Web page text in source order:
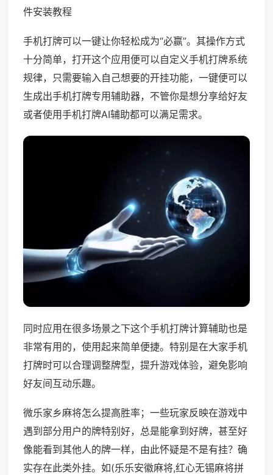
件安装教程
手机打牌可以一键让你轻松成为“必赢”。其操作方式
十分简单，打开这个应用便可以自定义手机打牌系统
规律，只需要输入自己想要的开挂功能，一键便可以
生成出手机打牌专用辅助器，不管你是想分享给好友
或者使用手机打牌AI辅助都可以满足需求。
同时应用在很多场景之下这个手机打牌计算辅助也是
非常有用的，使用起来简单便捷。特别是在大家手机
打牌时可以合理调整牌型，提升游戏体验，避免影响
好友间互动乐趣。
微乐家乡麻将怎么提高胜率；一些玩家反映在游戏中
遇到部分用户的牌特别好，总是能拿到好牌，甚至好
像能看到其他人的牌一样，由此怀疑是不是有挂？确
实存在此类外挂。如(乐乐安徽麻将,红心无锡麻将拼